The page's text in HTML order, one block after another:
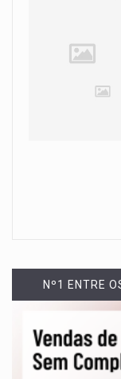
Nº1 ENTRE